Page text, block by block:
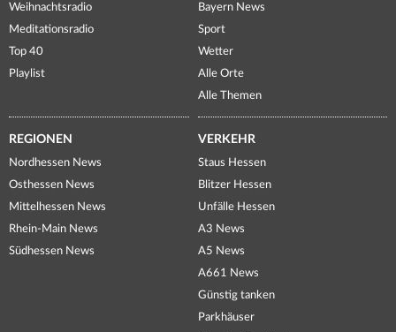
Weihnachtsradio
Meditationsradio
Top 40
Playlist
Bayern News
Sport
Wetter
Alle Orte
Alle Themen
REGIONEN
Nordhessen News
Osthessen News
Mittelhessen News
Rhein-Main News
Südhessen News
VERKEHR
Staus Hessen
Blitzer Hessen
Unfälle Hessen
A3 News
A5 News
A661 News
Günstig tanken
Parkhäuser